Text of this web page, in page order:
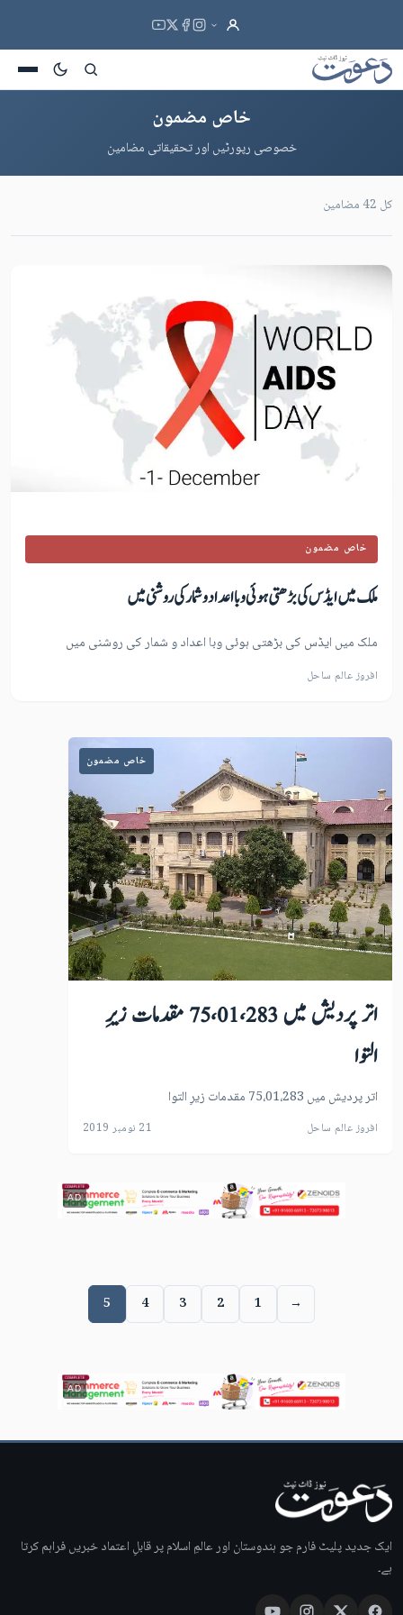
خاص مضمون
خصوصی رپورٹیں اور تحقیقاتی مضامین
کل 42 مضامین
خاص مضمون
ملک میں ایڈس کی بڑھتی ہوئی وبا اعداد و شمار کی روشنی میں
ملک میں ایڈس کی بڑھتی ہوئی وبا اعداد و شمار کی روشنی میں
افروز عالم ساحل
خاص مضمون
اتر پردیش میں 75،01،283 مقدمات زیرِ
التوا
اتر پردیش میں 75،01،283 مقدمات زیرِ التوا
افروز عالم ساحل 21 نومبر 2019
AD
→
1
2
3
4
5
AD
ایک جدید پلیٹ فارم جو ہندوستان اور عالمِ اسلام پر قابلِ اعتماد خبریں فراہم کرتا
ہے۔